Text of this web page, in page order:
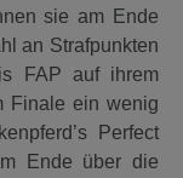
sie am Ende
an Strafpunkten
FAP auf ihrem
Finale ein wenig
Perfect
Ende über die